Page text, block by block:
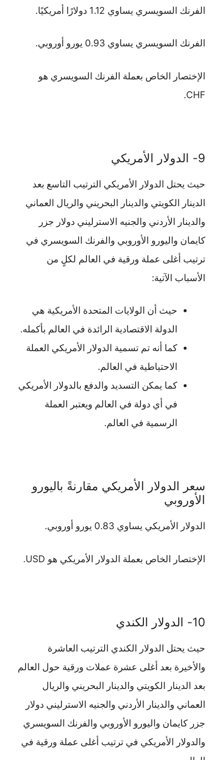
الفرنك السويسري يساوي 1.12 دولارًا أمريكيًا.
الفرنك السويسري يساوي 0.93 يورو أوروبي.
الإختصار الخاص بعملة الفرنك السويسري هو
CHF.
9- الدولار الأمريكي
حيث يحتل الدولار الأمريكي الترتيب التاسع بعد
الدينار الكويتي والدينار البحريني والريال العماني
والدينار الأردني والجنيه الاسترليني دولار جزر
كايمان واليورو الأوروبي والفرنك السويسري في
ترتيب أغلى عملة ورقية في العالم لكلٍ من
الأسباب الآتية:
حيث أن الولايات المتحدة الأمريكية هي
الدولة الاقتصادية الرائدة في العالم بأكمله.
كما أنه تم تسمية الدولار الأمريكي العملة
الاحتياطية في العالم.
كما يمكن التسديد والدفع بالدولار الأمريكي
في أي دولة في العالم ويعتبر العملة
الرسمية في العالم.
سعر الدولار الأمريكي مقارنةً باليورو
الأوروبي
الدولار الأمريكي يساوي 0.83 يورو أوروبي.
الإختصار الخاص بعملة الدولار الأمريكي هو USD.
10- الدولار الكندي
حيث يحتل الدولار الكندي الترتيب العاشرة
والأخيرة بعد أغلى عشرة عملات ورقية حول العالم
بعد الدينار الكويتي والدينار البحريني والريال
العماني والدينار الأردني والجنيه الاسترليني دولار
جزر كايمان واليورو الأوروبي والفرنك السويسري
والدولار الأمريكي في ترتيب أغلى عملة ورقية في